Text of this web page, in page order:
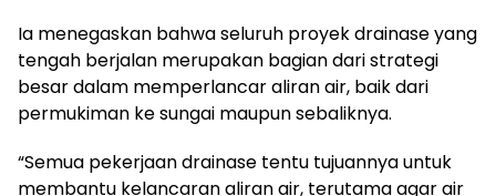
Ia menegaskan bahwa seluruh proyek drainase yang
tengah berjalan merupakan bagian dari strategi
besar dalam memperlancar aliran air, baik dari
permukiman ke sungai maupun sebaliknya.
“Semua pekerjaan drainase tentu tujuannya untuk
membantu kelancaran aliran air, terutama agar air